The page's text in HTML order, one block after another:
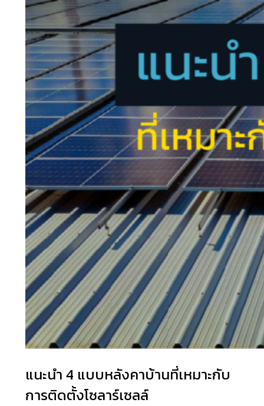
แนะนำ 4 แบบหลังคาบ้านที่เหมาะกับ
การติดตั้งโซลาร์เซลล์